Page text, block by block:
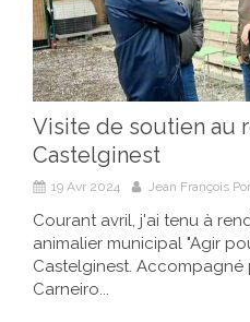
Visite de soutien au
Castelginest
19 Avr 2024 Jean François
Courant avril, j'ai tenu à
animalier municipal "Agir
Castelginest. Accompagné
Carneiro...